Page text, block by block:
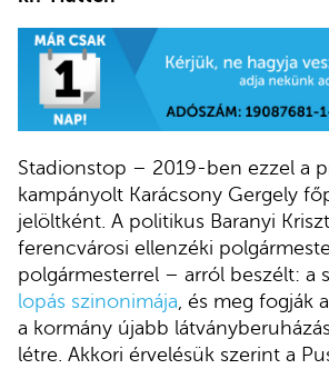
Stadionstop – 2019-ben ezzel a
kampányolt Karácsony Gergely
jelöltként. A politikus Baranyi
ferencvárosi ellenzéki
polgármesterrel – arról beszélt: a
lopás szinonimája, és meg fogják
a kormány újabb
létre. Akkori érvelésük szerint a